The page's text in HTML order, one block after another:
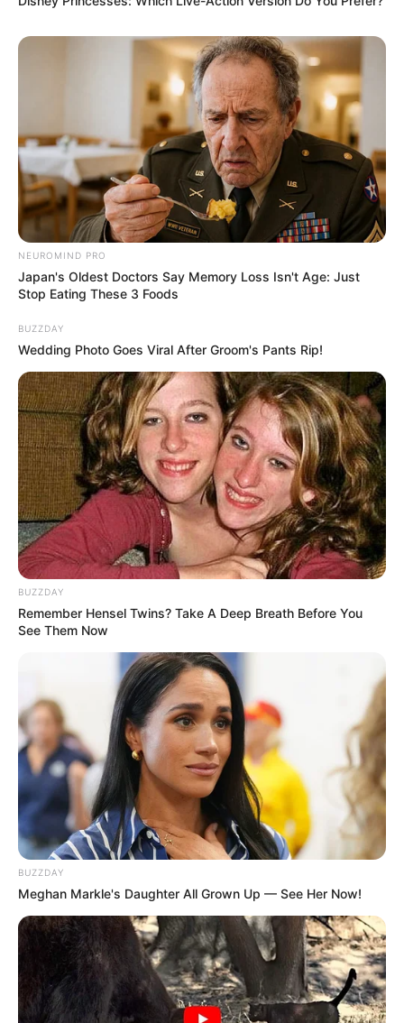
Unique Priscilla sebagai Wita
Sutan Simatupang sebagai Ridwan Kuncoro
Rudi Kawilarang sebagai Erwin
Ike Muti sebagai Tania
Azalea Iskandar
Munggaran Meldrat sebagai Andi
Ricky Lucky sebagai Ben
Marchia Indra Pohan
Noel Hutabarat
Penampilan Spesial
–
OST (Original Soundtrack)
Masing-Masing– Ernie Zakri, Ade Govinda
Bukti –Virgoun
Trailer
TAGS LUKA CINTA
NEUROMIND PRO
Japan's Oldest Doctors Say Memory Loss Isn't Age: Just
Stop Eating These 3 Foods
BUZZDAY
Wedding Photo Goes Viral After Groom's Pants Rip!
BUZZDAY
Remember Hensel Twins? Take A Deep Breath Before You
See Them Now
BUZZDAY
Meghan Markle's Daughter All Grown Up — See Her Now!